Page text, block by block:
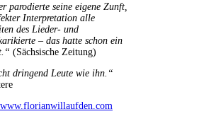
parodierte seine eigene Zunft,
Interpretation alle
des Lieder- und
– das hatte schon ein
(Sächsische Zeitung)
dringend Leute wie ihn.“
www.florianwillaufden.com